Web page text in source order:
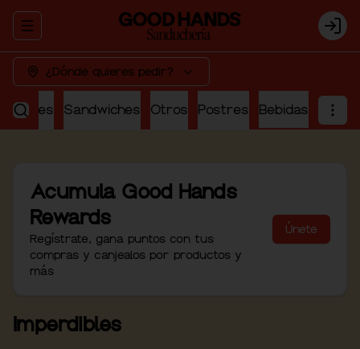
Abrir menu de navegación
¿Dónde quieres pedir?
Sandwiches Otros Postres Bebidas
Acumula Good Hands
Rewards
Regístrate, gana puntos con tus
compras y canjealos por productos y
más
Únete
Imperdibles